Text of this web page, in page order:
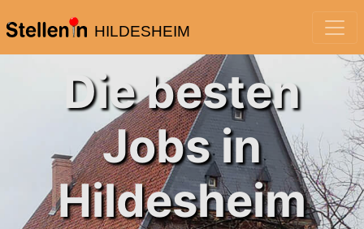
HILDESHEIM
Die besten
Jobs in
Hildesheim